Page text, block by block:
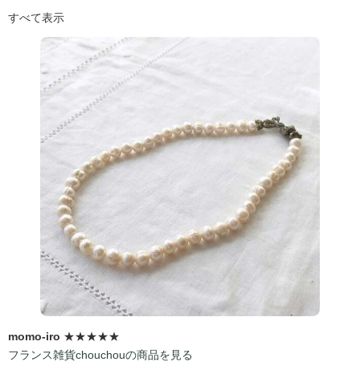
すべて表示
momo-iro ★★★★★
フランス雑貨chouchouの商品を見る